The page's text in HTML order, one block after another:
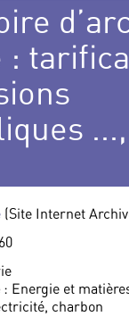
:
(Site Internet
: Energie et
charbon